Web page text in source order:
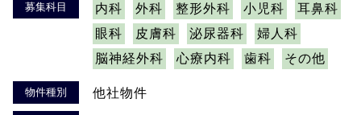
募集科目 内科 外科 整形外科 小児科
耳鼻科
眼科
皮膚科 泌尿器科
婦人科
脳神経外科
心療内科 歯科 その他
物件種別 他社物件